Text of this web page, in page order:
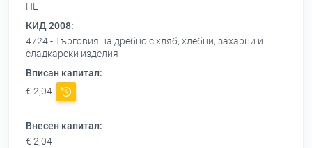
НЕ
КИД 2008:
4724 - Търговия на дребно с хляб, хлебни, захарни и
сладкарски изделия
Вписан капитал:
€ 2,04
Внесен капитал:
€ 2,04